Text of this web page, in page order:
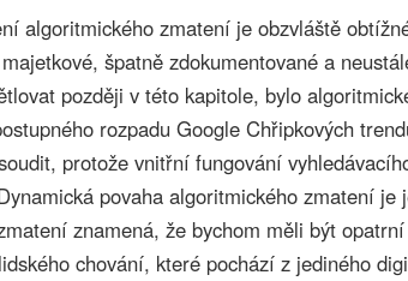
algoritmického zmatení je obzvláště
špatně zdokumentované a
později v této kapitole, bylo
rozpadu Google Chřipkových
protože vnitřní fungování
povaha algoritmického zmatení je
znamená, že bychom měli být
chování, které pochází z jediného